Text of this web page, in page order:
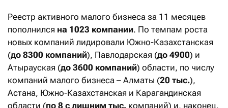
Реестр активного малого бизнеса за 11 месяцев
пополнился на 1023 компании. По темпам роста
новых компаний лидировали Южно-Казахстанская
(до 8300 компаний), Павлодарская (до 4900) и
Атырауская (до 3600 компаний) области, по числу
компаний малого бизнеса – Алматы (20 тыс.),
Астана, Южно-Казахстанская и Карагандинская
области (по 8 с лишним тыс. компаний) и, наконец,